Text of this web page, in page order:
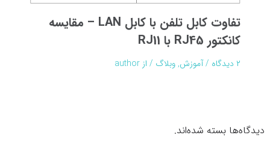
تفاوت کابل تلفن با کابل LAN – مقایسه
کانکتور RJ45 با RJ11
۲ دیدگاه /آموزش,وبلاگ / از author
دیدگاه‌ها بسته شده‌اند.